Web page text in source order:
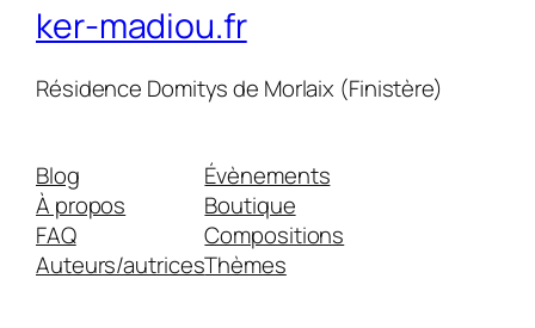
ker-madiou.fr
Résidence Domitys de Morlaix (Finistère)
Blog
À propos
FAQ
Auteurs/autrices
Évènements
Boutique
Compositions
Thèmes